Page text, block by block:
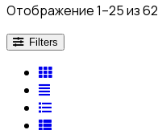
Отображение 1–25 из 62
Filters